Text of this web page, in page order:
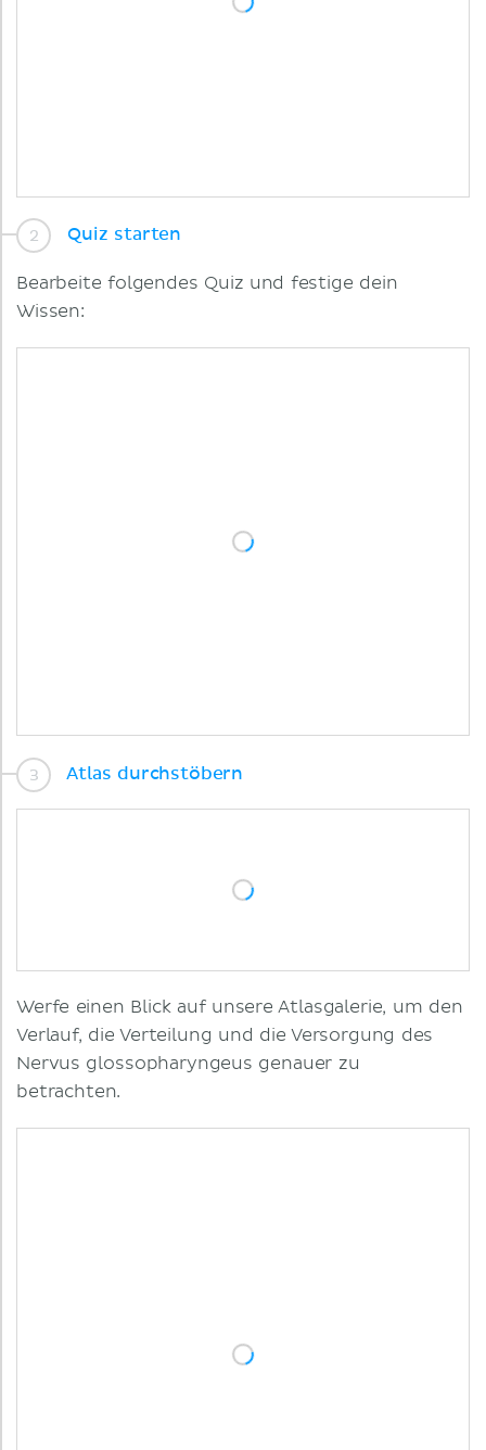
Quiz starten
Bearbeite folgendes Quiz und festige dein
Wissen:
Atlas durchstöbern
Werfe einen Blick auf unsere Atlasgalerie, um den
Verlauf, die Verteilung und die Versorgung des
Nervus glossopharyngeus genauer zu
betrachten.